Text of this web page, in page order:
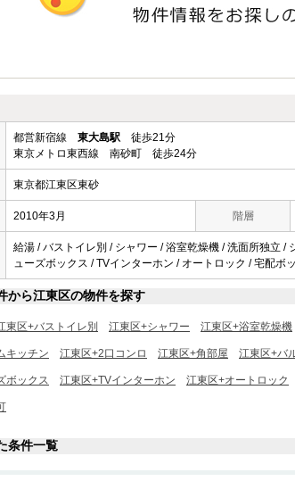
都営新宿線 東大島駅 徒歩21分
東京メトロ東西線 南砂町 徒歩24分
東京都江東区東砂
2010年3月 階層
給湯 / バストイレ別 / シャワー / 浴室乾燥機 / 洗面所独立 /
ューズボックス / TVインターホン / オートロック / 宅配ボ
から江東区の物件を探す
東区+バストイレ別 江東区+シャワー 江東区+浴室乾燥機
キッチン 江東区+2口コンロ 江東区+角部屋 江東区+バ
ボックス 江東区+TVインターホン 江東区+オートロック
条件一覧